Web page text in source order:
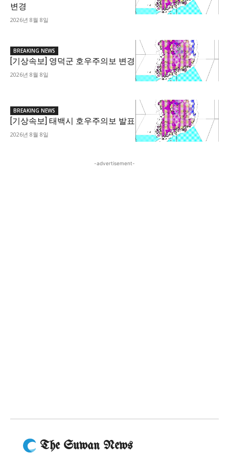
변경
2026년 8월 8일
BREAKING NEWS
[기상속보] 영덕군 호우주의보 변경
2026년 8월 8일
BREAKING NEWS
[기상속보] 태백시 호우주의보 발표
2026년 8월 8일
-advertisement-
The Suwan News